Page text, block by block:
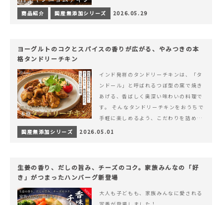
商品紹介 国産無添加シリーズ 2026.05.29
ヨーグルトのコクとスパイスの香りが広がる、やみつきの本
格タンドリーチキン
インド発祥のタンドリーチキンは、「タ
ンドール」と呼ばれるつぼ型の窯で焼き
あげる、香ばしく奥深い味わいの料理で
す。 そんなタンドリーチキンをおうちで
手軽に楽しめるよう、こだわりを詰め込
んで仕上げました。 様々なシーンでお召
国産無添加シリーズ 2026.05.01
生姜の香り、だしの旨み、チーズのコク。家族みんなの「好
き」がつまったハンバーグ新登場
大人も子どもも、家族みんなに愛される